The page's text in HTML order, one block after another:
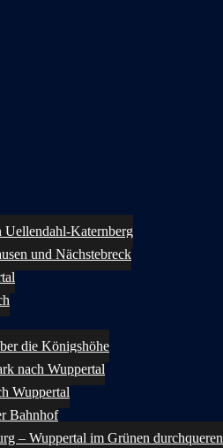
Katernberg
und Nächstebreck
die Königshöhe
nach Wuppertal
Wuppertal
Bahnhof
– Wuppertal im Grünen durchqueren